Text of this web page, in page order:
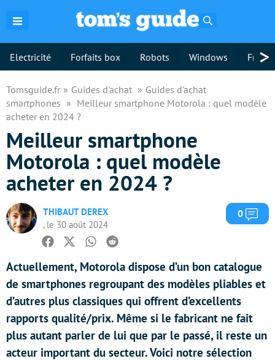
Electricité Forfaits box Robots Windows >
Tomsguide.fr Guides d'achat
Guides d'achat
smartphones
Meilleur smartphone Motorola : quel modèle
acheter en 2024 ?
Meilleur smartphone
Motorola : quel modèle
acheter en 2024 ?
THIBAUT DEREX
, le 30 août 2024
0
Facebook
TwitterWhatsapp
Reddit
Actuellement, Motorola dispose d’un bon catalogue
de smartphones regroupant des modèles pliables et
d’autres plus classiques qui offrent d’excellents
rapports qualité/prix. Même si le fabricant ne fait
plus autant parler de lui que par le passé, il reste un
acteur important du secteur. Voici notre sélection